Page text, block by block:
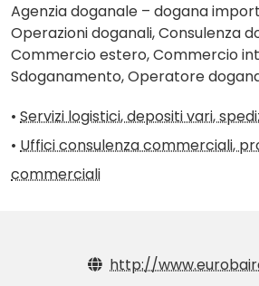
Agenzia doganale – dogana
Operazioni doganali, Consulenza
Commercio estero, Commercio
Sdoganamento, Operatore
• Servizi logistici, depositi vari,
• Uffici consulenza commerciali,
commerciali
http://